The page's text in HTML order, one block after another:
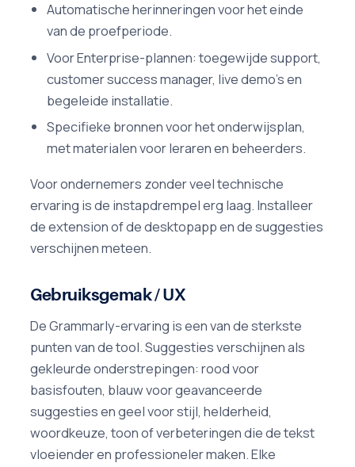
Automatische herinneringen voor het einde
van de proefperiode.
Voor Enterprise-plannen: toegewijde support,
customer success manager, live demo's en
begeleide installatie.
Specifieke bronnen voor het onderwijsplan,
met materialen voor leraren en beheerders.
Voor ondernemers zonder veel technische
ervaring is de instapdrempel erg laag. Installeer
de extension of de desktopapp en de suggesties
verschijnen meteen.
Gebruiksgemak / UX
De Grammarly-ervaring is een van de sterkste
punten van de tool. Suggesties verschijnen als
gekleurde onderstrepingen: rood voor
basisfouten, blauw voor geavanceerde
suggesties en geel voor stijl, helderheid,
woordkeuze, toon of verbeteringen die de tekst
vloeiender en professioneler maken. Elke